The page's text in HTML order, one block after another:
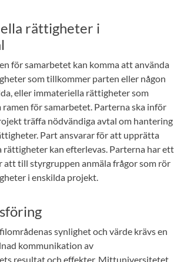
rättigheter i
för samarbetet kan komma att använda
som tillkommer parten eller någon
eller immateriella rättigheter som
för samarbetet. Parterna ska inför
träffa nödvändiga avtal om hantering
Part ansvarar för att upprätta
rättigheter kan efterlevas. Parterna har ett
att till styrgruppen anmäla frågor som rör
i enskilda projekt.
synlighet och värde krävs en
kommunikation av
resultat och effekter. Mittuniversitetet